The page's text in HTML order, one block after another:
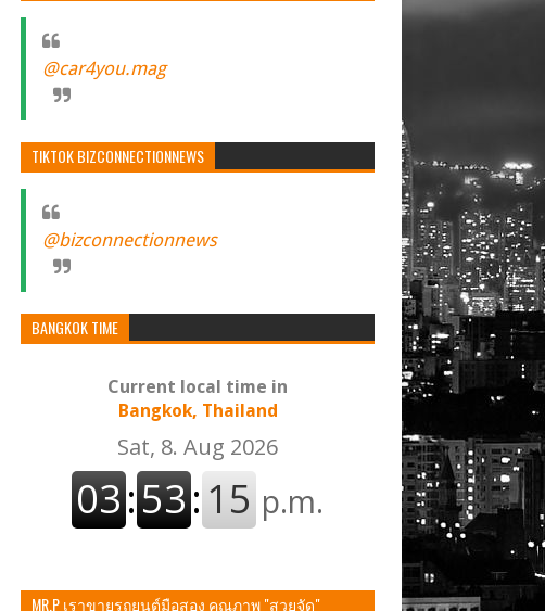
@car4you.mag
TIKTOK BIZCONNECTIONNEWS
@bizconnectionnews
BANGKOK TIME
Current local time in
Bangkok, Thailand
MR.P เราขายรถยนต์มือสอง คุณภาพ "สวยจัด"